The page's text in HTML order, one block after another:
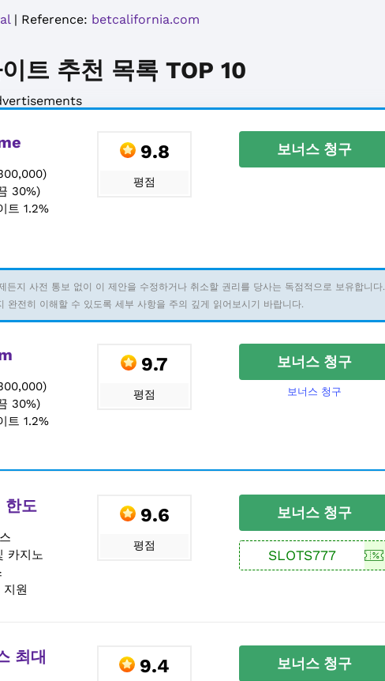
| Reference: betcalifornia.com
트 추천 목록 TOP 10
30%)
트 1.2%
9.8
평점
보너스 청구
지 사전 통보 없이 이 제안을 수정하거나 취소할 권리를 당사는 독점적으로 보유합니다.
완전히 이해할 수 있도록 세부 사항을 주의 깊게 읽어보시기 바랍니다.
30%)
트 1.2%
9.7
평점
보너스 청구
보너스 청구
한도
카지노
원
9.6
평점
보너스 청구
최대
9.4 보너스 청구